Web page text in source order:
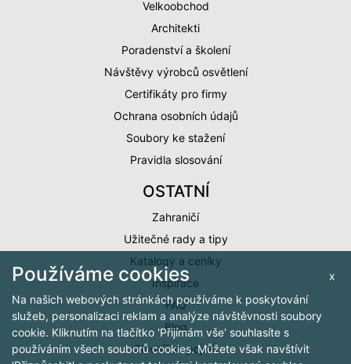
Velkoobchod
Architekti
Poradenství a školení
Návštěvy výrobců osvětlení
Certifikáty pro firmy
Ochrana osobních údajů
Soubory ke stažení
Pravidla slosování
OSTATNÍ
Zahraničí
Užitečné rady a tipy
Katalogy a ceníky
Inspirace
FAQ
Blog
Slovníček pojmů
x
Používáme cookies
Na našich webových stránkách používáme k poskytování
služeb, personalizaci reklam a analýze návštěvnosti soubory
cookie. Kliknutím na tlačítko 'Přijímám vše' souhlasíte s
používáním všech souborů cookies. Můžete však navštívit